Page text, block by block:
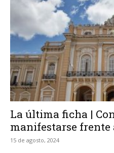
La última ficha |
manifestarse frente
15 de agosto, 2024